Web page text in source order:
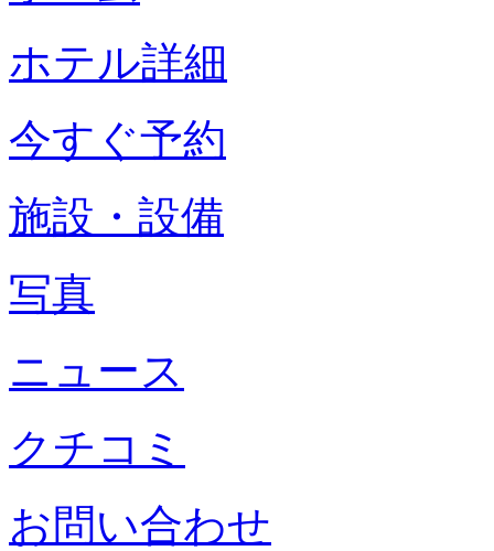
ホテル詳細
今すぐ予約
施設・設備
写真
ニュース
クチコミ
お問い合わせ